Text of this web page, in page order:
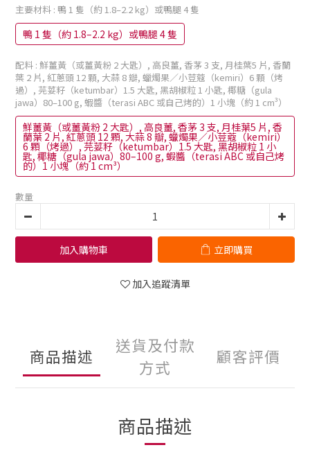
主要材料 : 鴨 1 隻（約 1.8–2.2 kg）或鴨腿 4 隻
鴨 1 隻（約 1.8–2.2 kg）或鴨腿 4 隻
配料 : 鮮薑黃（或薑黃粉 2 大匙）, 高良薑, 香茅 3 支, 月桂葉5 片, 香蘭
葉 2 片, 紅蔥頭 12 顆, 大蒜 8 瓣, 蠟燭果／小荳蔻（kemiri）6 顆（烤
過）, 芫荽籽（ketumbar）1.5 大匙, 黑胡椒粒 1 小匙, 椰糖（gula
jawa）80–100 g, 蝦醬（terasi ABC 或自己烤的）1 小塊（約 1 cm³）
鮮薑黃（或薑黃粉 2 大匙）, 高良薑, 香茅 3 支, 月桂葉5 片, 香
蘭葉 2 片, 紅蔥頭 12 顆, 大蒜 8 瓣, 蠟燭果／小荳蔻（kemiri）
6 顆（烤過）, 芫荽籽（ketumbar）1.5 大匙, 黑胡椒粒 1 小
匙, 椰糖（gula jawa）80–100 g, 蝦醬（terasi ABC 或自己烤
的）1 小塊（約 1 cm³）
數量
加入購物車 立即購買
加入追蹤清單
商品描述
送貨及付款
方式
顧客評價
商品描述